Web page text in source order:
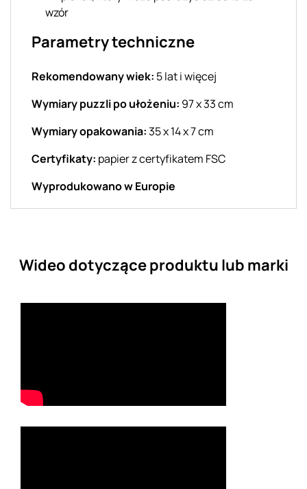
wzór
Parametry techniczne
Rekomendowany wiek: 5 lat i więcej
Wymiary puzzli po ułożeniu: 97 x 33 cm
Wymiary opakowania:35 x 14 x 7 cm
Certyfikaty: papier z certyfikatem FSC
Wyprodukowano w Europie
Wideo dotyczące produktu lub marki